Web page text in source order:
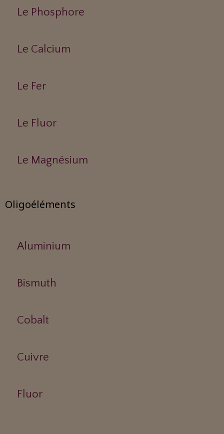
Le Phosphore
Le Calcium
Le Fer
Le Fluor
Le Magnésium
Oligoéléments
Aluminium
Bismuth
Cobalt
Cuivre
Fluor